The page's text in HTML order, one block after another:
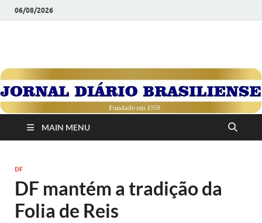
06/08/2026
JORNAL DIÁRIO
BRASILIENSE
1958
MAIN MENU
DF
DF mantém a tradição da
Folia de Reis